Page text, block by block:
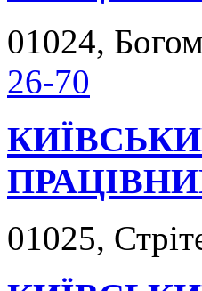
01024,
26-70
01025,